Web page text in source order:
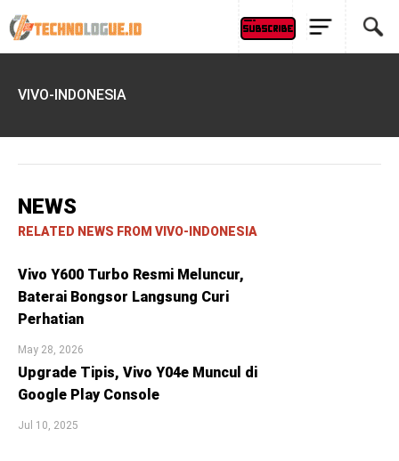
VIVO-INDONESIA
NEWS
RELATED NEWS FROM VIVO-INDONESIA
Vivo Y600 Turbo Resmi Meluncur,
Baterai Bongsor Langsung Curi
Perhatian
May 28, 2026
Upgrade Tipis, Vivo Y04e Muncul di
Google Play Console
Jul 10, 2025